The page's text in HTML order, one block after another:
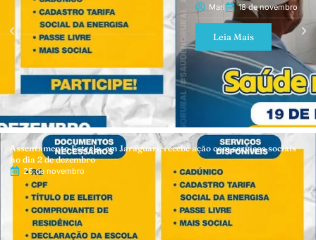
Mari 18 de novembro
Leia Mais
Assentamento Estrela. em Jaraguari, recebe ação com serviços sociais
no dia 2 de dezembro
26 de novembro